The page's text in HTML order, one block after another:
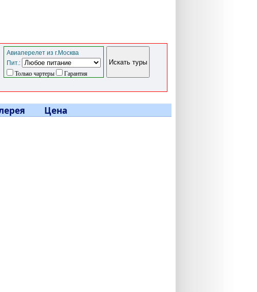
Авиаперелет из г.Москва
Пит.:
Только чартеры
Гарантия
Цена